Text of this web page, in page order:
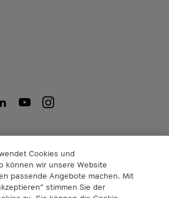
GmbH & Co KG
Cookies und
können wir unsere Website
passende Angebote machen. Mit
stimmen Sie der